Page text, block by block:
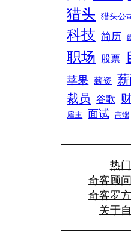
猎头 猎头公
科技 简历
职场 股票
苹果 薪资
裁员 谷歌
雇主 面试 高端
热
奇客顾
奇客罗
关于